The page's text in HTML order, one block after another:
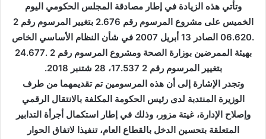
ر
ن
ا
وتأتي هذه الزيادة في إطار مصادقة المجلس الحكومي اليوم
الخميس على مشروع المرسوم رقم 2.676 بتغيير المرسوم رقم 2
.06.620 الصادر 13 أبريل 2007 في شأن النظام الأساسي الخاص
بهيئة الممرضين بوزارة الصحة ومشروع المرسوم رقم 2 .24.677
بتغيير المرسوم رقم 2 17.537، 28 شتنبر 2018.
وتجدر الإشارة إلى أن هذه المرسومين تم تقديمهما من طرف
الوزيرة المنتدبة لدى رئيس الحكومة المكلفة بالانتقال الرقمي
وإصلاح الإدارة، غيتة مزور، وذلك في إطار استكمال أجرأة التدابير
المتعلقة بتحسين الدخل بالقطاع العام، تنفيذا لاتفاق الحوار